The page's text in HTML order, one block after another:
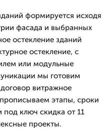
формируется исходя
фасада и выбранных
остекление зданий
остекление, с
или модульные
мы готовим
витражное
этапы, сроки
под ключ скидка от 11
проекты.